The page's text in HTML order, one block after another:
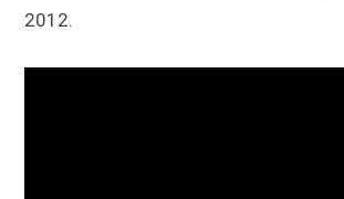
2012.